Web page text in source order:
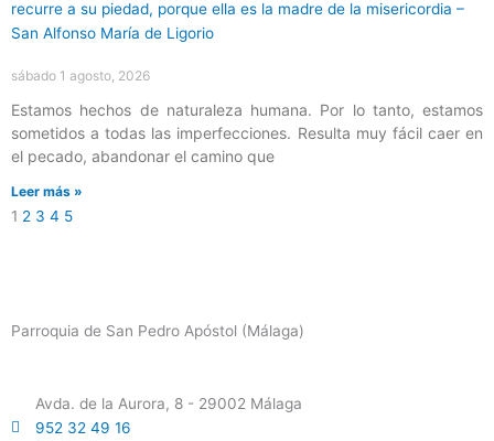
sábado 1 agosto, 2026
Estamos hechos de naturaleza humana. Por lo tanto, estamos
sometidos a todas las imperfecciones. Resulta muy fácil caer en
el pecado, abandonar el camino que
Leer más »
1 2 3 4 5
Parroquia de San Pedro Apóstol (Málaga)
Avda. de la Aurora, 8 - 29002 Málaga
952 32 49 16